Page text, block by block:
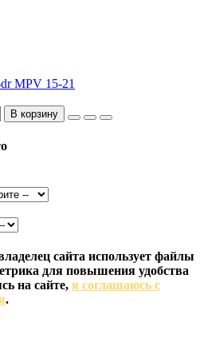
MPV 15-21
В корзину
сайта использует файлы
для повышения удобства
на сайте, я соглашаюсь с
.